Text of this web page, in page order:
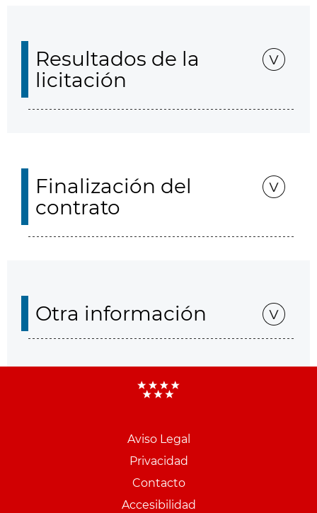
Resultados de la
licitación
Finalización del
contrato
Otra información
Aviso Legal
Privacidad
Contacto
Accesibilidad